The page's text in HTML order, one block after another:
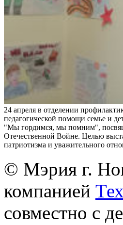
24 апреля в отделении
педагогической помощи семье и
"Мы гордимся, мы помним",
Отечественной Войне. Целью
патриотизма и уважительного
© Мэрия г.
компанией
совместно с